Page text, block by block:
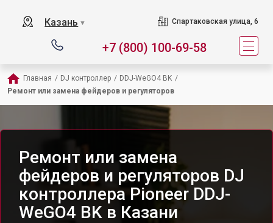
Казань ▼ Спартаковская улица, 6
+7 (800) 100-69-58
Главная / DJ контроллер / DDJ-WeGO4 BK /
Ремонт или замена фейдеров и регуляторов
Ремонт или замена
фейдеров и регуляторов DJ
контроллера Pioneer DDJ-
WeGO4 BK в Казани